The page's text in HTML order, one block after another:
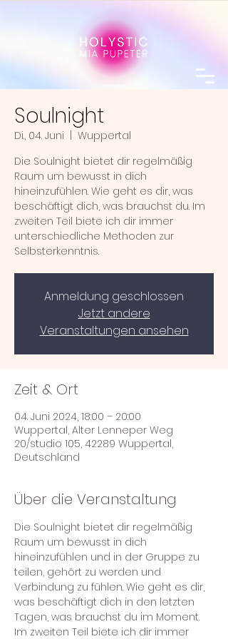
Soulnight
Di., 04. Juni
Wuppertal
Die Soulnight bietet dir regelmäßig
Raum um bewusst in dich
hineinzufühlen. Wie geht es dir, was
beschäftigt dich, was brauchst du. Im
zweiten Teil biete ich dir immer
unterschiedliche Methoden zur
Selbsterkenntnis.
Anmeldung geschlossen
Jetzt andere
Veranstaltungen ansehen
Zeit & Ort
04. Juni 2024, 18:00 – 20:00
Wuppertal, Alter Lenneper Weg
20/studio 105, 42289 Wuppertal,
Deutschland
Über die Veranstaltung
Die Soulnight bietet dir regelmäßig
Raum um bewusst in dich
hineinzufühlen und in der Gruppe zu
teilen, gehört zu werden und
Verbindung zu fühlen. Wie geht es dir,
was beschäftigt dich in den letzten
Tagen, was brauchst du im Moment.
Im zweiten Teil biete ich dir immer